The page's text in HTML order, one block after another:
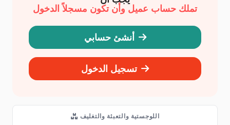
تملك حساب عميل وأن تكون مسجلاً الدخول
أنشئ حسابي
تسجيل الدخول
اللوجستية والتعبئة والتغليف